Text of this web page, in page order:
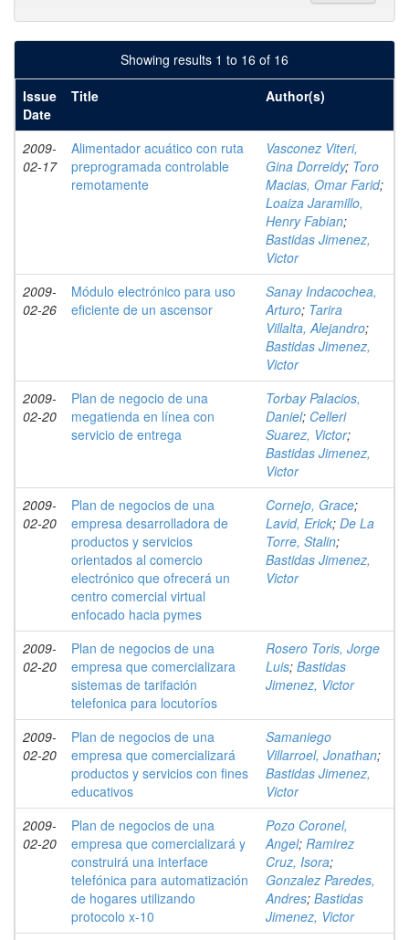
Showing results 1 to 16 of 16
Issue
Date
Title Author(s)
2009-
02-17
Alimentador acuático con ruta
preprogramada controlable
remotamente
Vasconez Viteri,
Gina Dorreidy; Toro
Macias, Omar Farid;
Loaiza Jaramillo,
Henry Fabian;
Bastidas Jimenez,
Victor
2009-
02-26
Módulo electrónico para uso
eficiente de un ascensor
Sanay Indacochea,
Arturo; Tarira
Villalta, Alejandro;
Bastidas Jimenez,
Victor
2009-
02-20
Plan de negocio de una
megatienda en línea con
servicio de entrega
Torbay Palacios,
Daniel; Celleri
Suarez, Victor;
Bastidas Jimenez,
Victor
2009-
02-20
Plan de negocios de una
empresa desarrolladora de
productos y servicios
orientados al comercio
electrónico que ofrecerá un
centro comercial virtual
enfocado hacia pymes
Cornejo, Grace;
Lavid, Erick; De La
Torre, Stalin;
Bastidas Jimenez,
Victor
2009-
02-20
Plan de negocios de una
empresa que comercializara
sistemas de tarifación
telefonica para locutoríos
Rosero Toris, Jorge
Luis; Bastidas
Jimenez, Victor
2009-
02-20
Plan de negocios de una
empresa que comercializará
productos y servicios con fines
educativos
Samaniego
Villarroel, Jonathan;
Bastidas Jimenez,
Victor
2009-
02-20
Plan de negocios de una
empresa que comercializará y
construirá una interface
telefónica para automatización
de hogares utilizando
protocolo x-10
Pozo Coronel,
Angel; Ramirez
Cruz, Isora;
Gonzalez Paredes,
Andres; Bastidas
Jimenez, Victor